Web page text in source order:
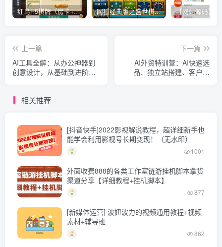
红鸟H5棋牌（房卡+金币）全套双模式游戏源码 网狐经典版之盛世棋牌完整游戏源码（包含文档、架设教程、网站、源代码等）
上一篇
AI工具全解：从办公神器到
创意设计，从基础到进阶，
下一篇
AI外贸特训营：AI快速选
品、独立站搭建、客户获
相关推荐
[抖音快手]2022影视解说教程，超详细新手也
能学会利用影视号长期变现！（无水印）
1001
外面收费888的各类工作室链游挂机脚本拿货
渠道分享【详细教程+挂机脚本】
877
[新媒体运营] 波妞波力的视频通用教程+视频
素材+辅导班
862